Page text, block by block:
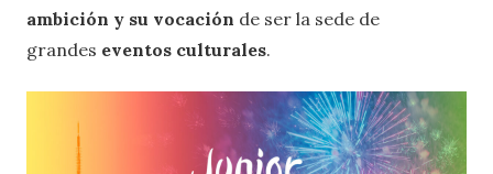
ambición y su vocación de ser la sede de
grandes eventos culturales.